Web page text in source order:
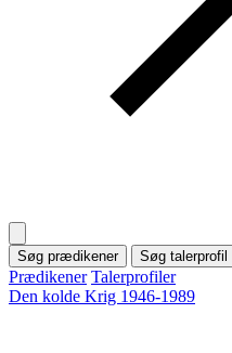
Søg prædikener Søg talerprofil
Prædikener Talerprofiler
Den kolde Krig 1946-1989